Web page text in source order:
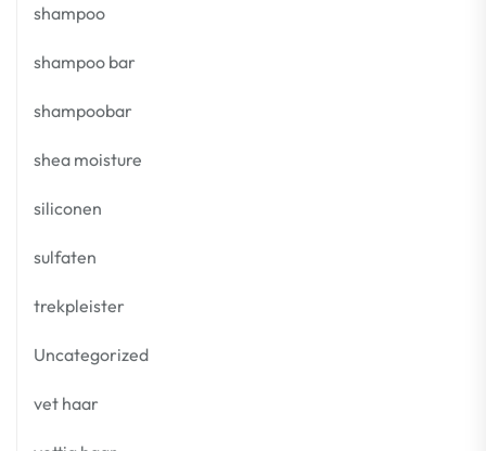
shampoo
shampoo bar
shampoobar
shea moisture
siliconen
sulfaten
trekpleister
Uncategorized
vet haar